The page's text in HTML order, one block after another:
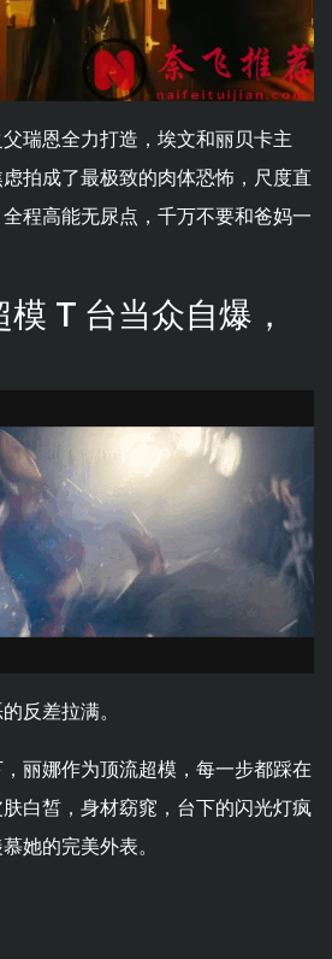
瑞恩全力打造，埃文和丽贝卡主
拍成了最极致的肉体恐怖，尺度直
程高能无尿点，千万不要和爸妈一
T 台当众自爆，
反差拉满。
丽娜作为顶流超模，每一步都踩在
白皙，身材窈窕，台下的闪光灯疯
她的完美外表。